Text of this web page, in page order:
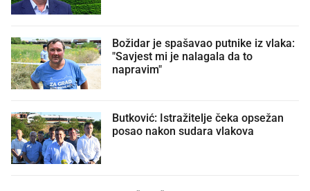
Božidar je spašavao putnike iz vlaka:
"Savjest mi je nalagala da to
napravim"
Butković: Istražitelje čeka opsežan
posao nakon sudara vlakova